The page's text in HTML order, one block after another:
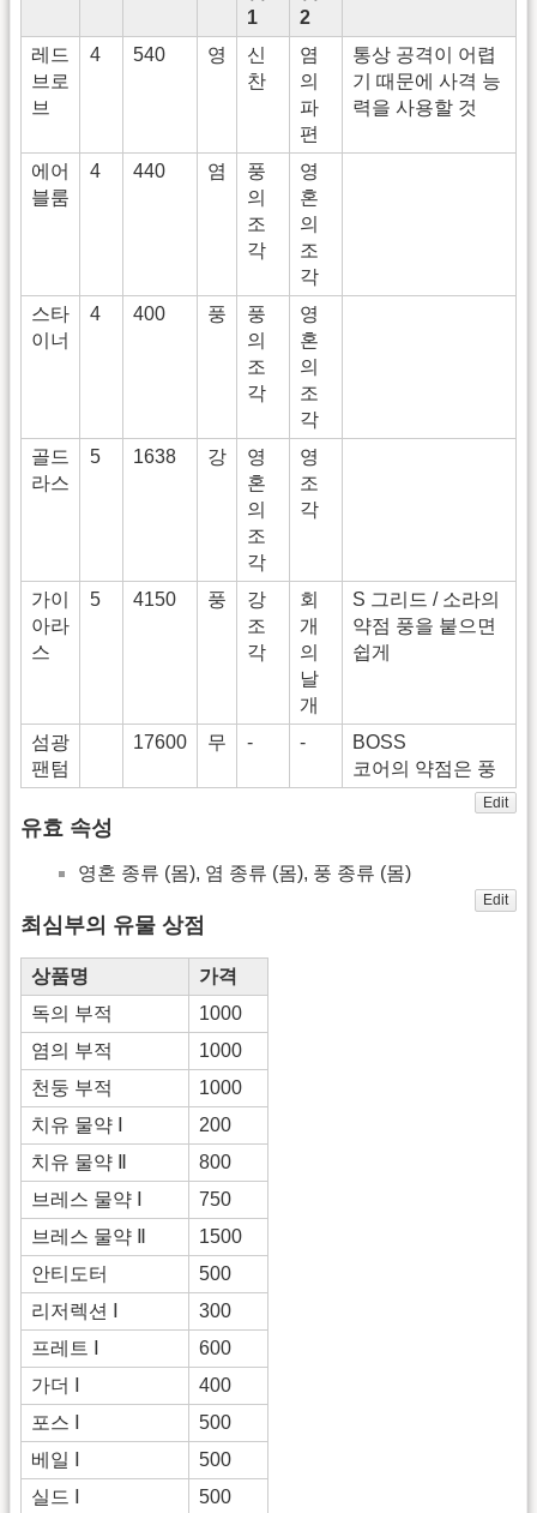
1
2
레드
브로
브
4 540 영
신
찬
염
의
파
편
통상 공격이 어렵
기 때문에 사격 능
력을 사용할 것
에어
블룸
4 440 염
풍
의
조
각
영
혼
의
조
각
스타
이너
4 400 풍
풍
의
조
각
영
혼
의
조
각
골드
라스
5 1638 강
영
혼
의
조
각
영
조
각
가이
아라
스
5 4150 풍
강
조
각
회
개
의
날
개
S 그리드 / 소라의
약점 풍을 붙으면
쉽게
섬광
팬텀
17600 무 - -
BOSS
코어의 약점은 풍
Edit
유효 속성
영혼 종류 (몸), 염 종류 (몸), 풍 종류 (몸)
Edit
최심부의 유물 상점
상품명
가격
독의 부적
1000
염의 부적
1000
천둥 부적
1000
치유 물약 Ⅰ
200
치유 물약 Ⅱ
800
브레스 물약 Ⅰ
750
브레스 물약 Ⅱ
1500
안티도터
500
리저렉션 Ⅰ
300
프레트 Ⅰ
600
가더 Ⅰ
400
포스 Ⅰ
500
베일 Ⅰ
500
실드 Ⅰ
500